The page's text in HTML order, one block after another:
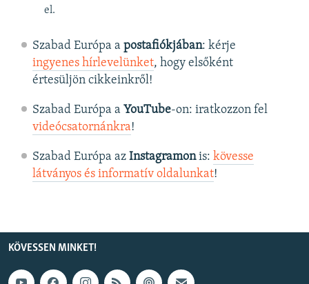
el.
Szabad Európa a postafiókjában: kérje
ingyenes hírlevelünket, hogy elsőként
értesüljön cikkeinkről!
Szabad Európa a YouTube-on: iratkozzon fel
videócsatornánkra!
Szabad Európa az Instagramonis: kövesse
látványos és informatív oldalunkat! ​
KÖVESSEN MINKET!